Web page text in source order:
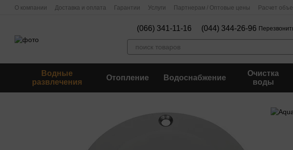
Перейти к основному контенту
О компании Доставка и оплата Гарантии Услуги Партнерам / Оптовые цены Расчет
(066) 341-11-16 (044) 344-26-96
Водные
развлечения
Отопление Водоснабжение
Очистка
воды